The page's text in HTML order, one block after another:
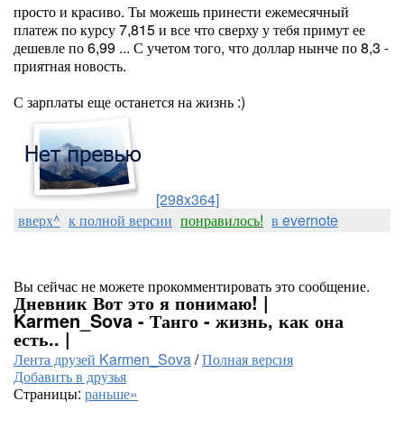
просто и красиво. Ты можешь принести ежемесячный
платеж по курсу 7,815 и все что сверху у тебя примут ее
дешевле по 6,99 ... С учетом того, что доллар нынче по 8,3 -
приятная новость.
С зарплаты еще останется на жизнь :)
[298x364]
вверх^ к полной версии понравилось! в evernote
Вы сейчас не можете прокомментировать это сообщение.
Дневник Вот это я понимаю! |
Karmen_Sova - Танго - жизнь, как она
есть.. |
Лента друзей Karmen_Sova/Полная версия
Добавить в друзья
Страницы: раньше»